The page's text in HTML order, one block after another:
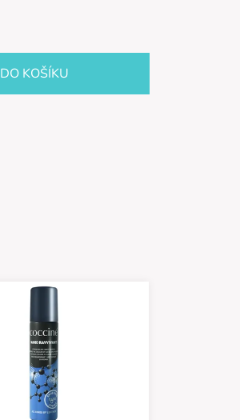
DO KOŠÍKU